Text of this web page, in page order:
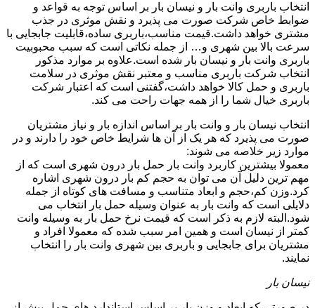
انتخاب باربری وانت بار و نیسان بار بر اساس توجه به قواعد و
ضوابط خاص شرکت صورت می پذیرد و نقش موثری در جذب
مشتری خواهد داشت.قیمت مناسب،باربری ساده،قابلیت جابجایی با
سرعت بالا بین شهری و… از جمله نکاتی است که سبب محبوبیت
باربری وانت بار و نیسان بار شده است.علاوه بر موارد مذکور
انتخاب شرکت باربری مناسب و معتبر نقش موثری در سلامت
باربری و حمل کالا خواهد داشت،گفتنی است که اعتبار شرکت
باربری خیال شما را از همه جهات راحت می کند.
انتخاب نیسان بار و وانت بار بر اساس اندازه بار و نیاز مشتریان
صورت می پذیرد که هر یک از آن ها شرایط خاص خود را دارند و در
موارد زیر خلاصه می شوند:
معمولا بیشترین کاربرد وانت بار حمل بار درون شهری است که از
مهم ترین دلیل آن می توان به حجم کم بار درون شهری اشاره
کرد.وزن کم،حجم و ابعاد متناسب و مسافت های کوتاه از جمله
دلایلی است که وانت بار به عنوان وسیله حمل بار انتخاب می
شود.البته لازم به ذکر است که قیمت نرخ حمل بار به وسیله وانت
کمتر از نیسان است و همین امر سبب شده که معمولا افراد و
مشتریان برای جابجایی و باربری بین شهری وانت بار را انتخاب
نمایند.
نیسان بار